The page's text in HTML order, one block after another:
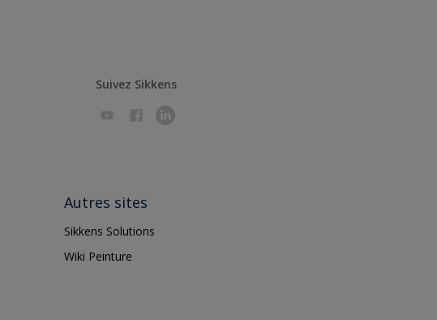
Suivez Sikkens
Autres sites
Sikkens Solutions
Wiki Peinture